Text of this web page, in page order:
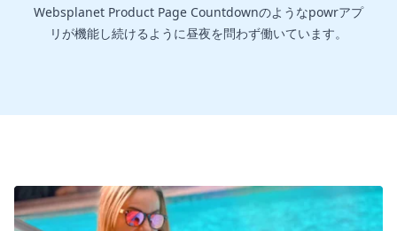
Websplanet Product Page Countdownのようなpowrアプ
リが機能し続けるように昼夜を問わず働いています。